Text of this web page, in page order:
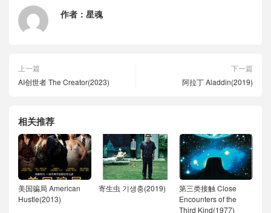
作者： 星魂
上一篇
AI创世者 The Creator(2023)
下一篇
阿拉丁 Aladdin(2019)
相关推荐
美国骗局 American
Hustle(2013)
寄生虫 기생충(2019)
第三类接触 Close
Encounters of the
Third Kind(1977)